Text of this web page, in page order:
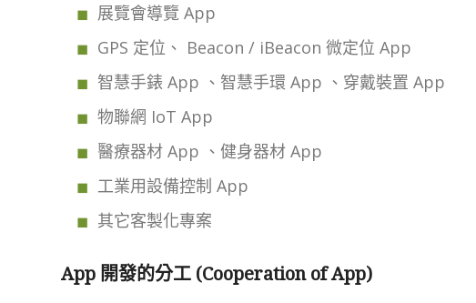
展覽會導覽 App
GPS 定位、 Beacon / iBeacon 微定位 App
智慧手錶 App 、智慧手環 App 、穿戴裝置 App
物聯網 IoT App
醫療器材 App 、健身器材 App
工業用設備控制 App
其它客製化專案
App 開發的分工 (Cooperation of App)